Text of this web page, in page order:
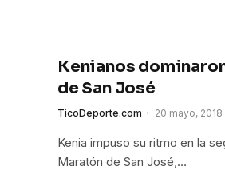
Kenianos
de San José
TicoDeporte.com 20 mayo, 2018
Kenia impuso su ritmo en la
Maratón de San José,…